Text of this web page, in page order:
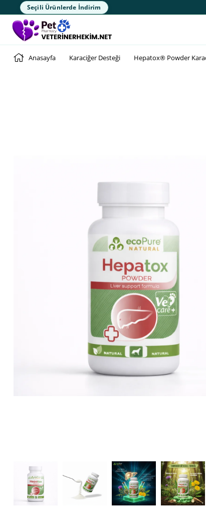
Seçili Ürünlerde İndirim
Anasayfa Karaciğer Desteği Hepatox® Powder